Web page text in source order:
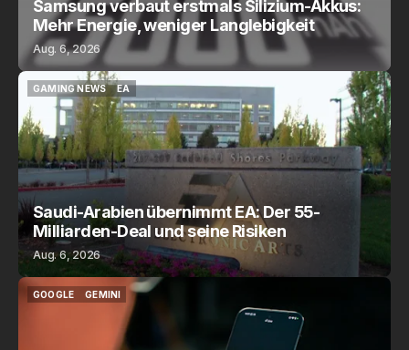
Samsung verbaut erstmals Silizium-Akkus:
Mehr Energie, weniger Langlebigkeit
Aug. 6, 2026
GAMING NEWS
GAMING NEWS
EA
EA
Saudi-Arabien übernimmt EA: Der 55-
Milliarden-Deal und seine Risiken
Aug. 6, 2026
GOOGLE
GEMINI